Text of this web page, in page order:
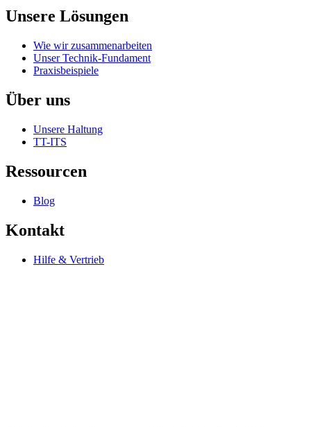
Unsere Lösungen
Wie wir zusammenarbeiten
Unser Technik-Fundament
Praxisbeispiele
Über uns
Unsere Haltung
TT-ITS
Ressourcen
Blog
Kontakt
Hilfe & Vertrieb